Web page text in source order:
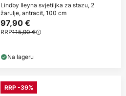
Lindby Ileyna svjetiljka za stazu, 2
žarulje, antracit, 100 cm
97,90 €
RRP115,90 €
Na lageru
RRP -39%